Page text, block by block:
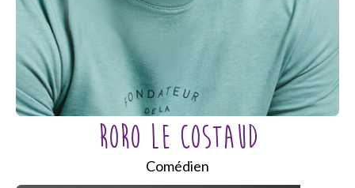
RORO LE COSTAUD
Comédien